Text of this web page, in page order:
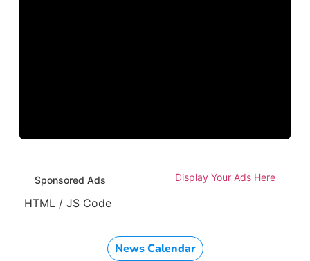
Sponsored Ads Display Your Ads Here
HTML / JS Code
News Calendar